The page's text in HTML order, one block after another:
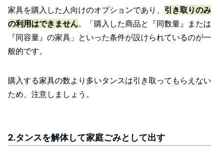
家具を購入した人向けのオプションであり、 引き取りのみ
の利用はできません。「購入した商品と『同数量』または
『同容量』の家具」といった条件が設けられているのが一
般的です。
購入する家具の数より多いタンスは引き取ってもらえない
ため、注意しましょう。
2.タンスを解体して家庭ごみとして出す